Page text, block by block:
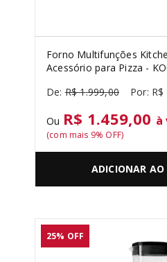
Forno Multifunções
Acessório para Pizza -
R$ 1.999,00 R$
Ou R$ 1.459,00 à
(com mais 9% OFF)
ADICIONAR AO
25% OFF